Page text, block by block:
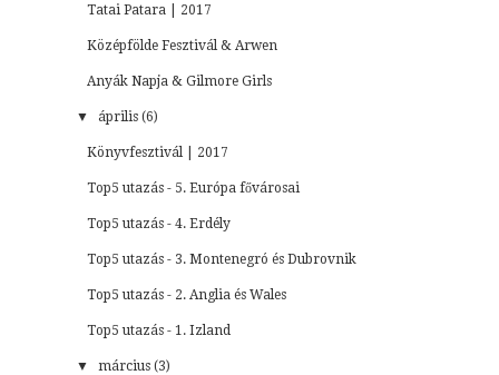
Tatai Patara | 2017
Középfölde Fesztivál & Arwen
Anyák Napja & Gilmore Girls
▼ április (6)
Könyvfesztivál | 2017
Top5 utazás - 5. Európa fővárosai
Top5 utazás - 4. Erdély
Top5 utazás - 3. Montenegró és Dubrovnik
Top5 utazás - 2. Anglia és Wales
Top5 utazás - 1. Izland
▼ március (3)